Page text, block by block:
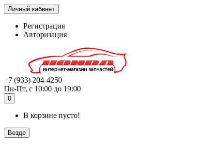
Личный кабинет
Регистрация
Авторизация
+7 (933) 204-4250
Пн-Пт, с 10:00 до 19:00
0
В корзине пусто!
Везде